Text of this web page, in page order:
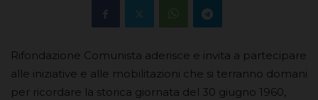
Rifondazione Comunista aderisce e invita a partecipare
alle iniziative e alle mobilitazioni che si terranno domani
per ricordare la storica giornata del 30 giugno 1960,